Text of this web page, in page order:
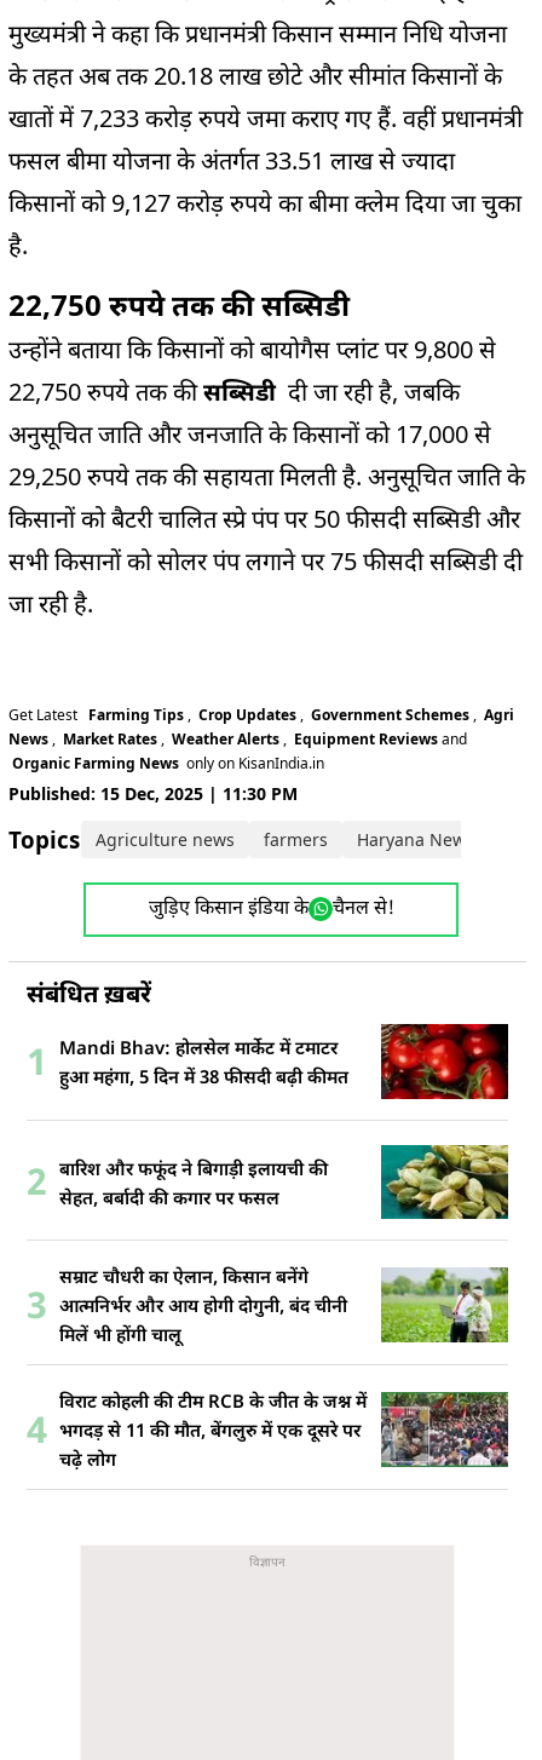
मुख्यमंत्री ने कहा कि प्रधानमंत्री किसान सम्मान निधि योजना
के तहत अब तक 20.18 लाख छोटे और सीमांत किसानों के
खातों में 7,233 करोड़ रुपये जमा कराए गए हैं. वहीं प्रधानमंत्री
फसल बीमा योजना के अंतर्गत 33.51 लाख से ज्यादा
किसानों को 9,127 करोड़ रुपये का बीमा क्लेम दिया जा चुका
है.
22,750 रुपये तक की सब्सिडी
उन्होंने बताया कि किसानों को बायोगैस प्लांट पर 9,800 से
22,750 रुपये तक कीसब्सिडीदी जा रही है, जबकि
अनुसूचित जाति और जनजाति के किसानों को 17,000 से
29,250 रुपये तक की सहायता मिलती है. अनुसूचित जाति के
किसानों को बैटरी चालित स्प्रे पंप पर 50 फीसदी सब्सिडी और
सभी किसानों को सोलर पंप लगाने पर 75 फीसदी सब्सिडी दी
जा रही है.
Get Latest Farming Tips , Crop Updates , Government Schemes , Agri
News , Market Rates , Weather Alerts , Equipment Reviewsand
Organic Farming News only on KisanIndia.in
Published: 15 Dec, 2025 | 11:30 PM
Topics: Agriculture news farmers Haryana News
जुड़िए किसान इंडिया के चैनल से!
संबंधित ख़बरें
1
Mandi Bhav: होलसेल मार्केट में टमाटर
हुआ महंगा, 5 दिन में 38 फीसदी बढ़ी कीमत
2 बारिश और फफूंद ने बिगाड़ी इलायची की
सेहत, बर्बादी की कगार पर फसल
3
सम्राट चौधरी का ऐलान, किसान बनेंगे
आत्मनिर्भर और आय होगी दोगुनी, बंद चीनी
मिलें भी होंगी चालू
4
विराट कोहली की टीम RCB के जीत के जश्न में
भगदड़ से 11 की मौत, बेंगलुरु में एक दूसरे पर
चढ़े लोग